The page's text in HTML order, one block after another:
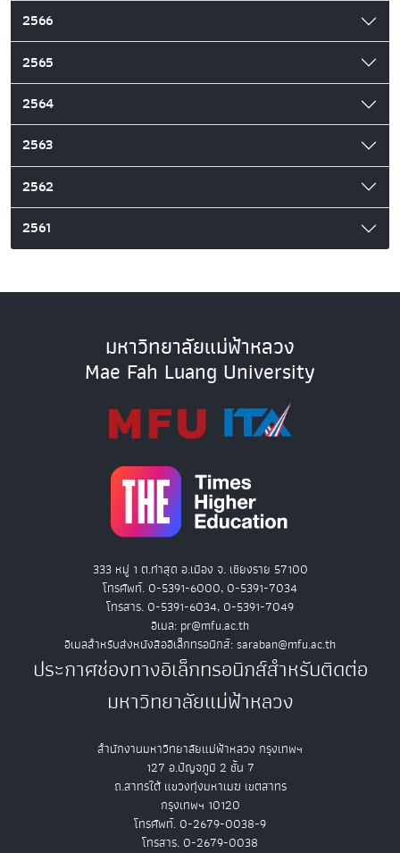
2566
2565
2564
2563
2562
2561
มหาวิทยาลัยแม่ฟ้าหลวง
Mae Fah Luang University
333 หมู่ 1 ต.ท่าสุด อ.เมือง จ. เชียงราย 57100
โทรศัพท์. 0-5391-6000, 0-5391-7034
โทรสาร. 0-5391-6034, 0-5391-7049
อีเมล: pr@mfu.ac.th
อีเมลสำหรับส่งหนังสืออิเล็กทรอนิกส์: saraban@mfu.ac.th
ประกาศช่องทางอิเล็กทรอนิกส์สำหรับติดต่อ
มหาวิทยาลัยแม่ฟ้าหลวง
สำนักงานมหาวิทยาลัยแม่ฟ้าหลวง กรุงเทพฯ
127 อ.ปัญจภูมิ 2 ชั้น 7
ถ.สาทรใต้ แขวงทุ่งมหาเมฆ เขตสาทร
กรุงเทพฯ 10120
โทรศัพท์. 0-2679-0038-9
โทรสาร. 0-2679-0038